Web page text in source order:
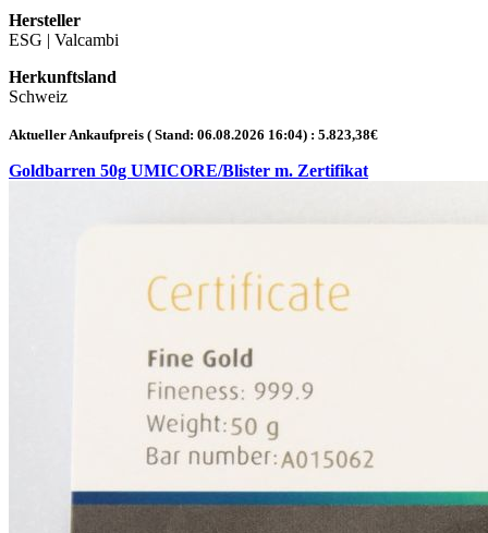
Hersteller
ESG | Valcambi
Herkunftsland
Schweiz
Aktueller Ankaufpreis ( Stand: 06.08.2026 16:04) : 5.823,38€
Goldbarren 50g UMICORE/Blister m. Zertifikat